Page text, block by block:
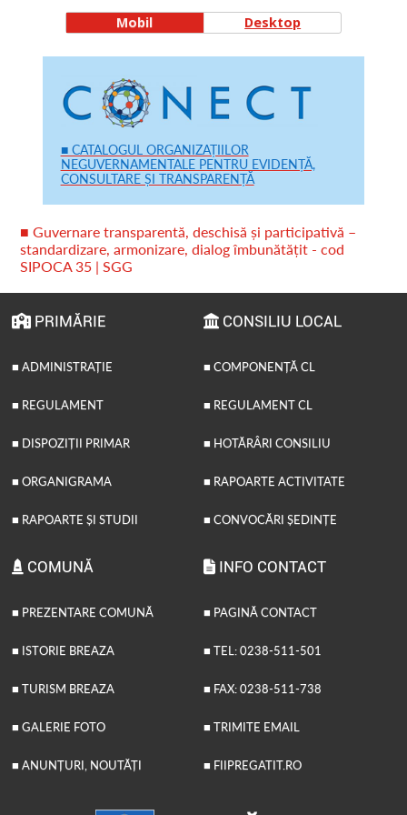
Mobil Desktop
■ CATALOGUL ORGANIZAȚIILOR
NEGUVERNAMENTALE PENTRU EVIDENȚĂ,
CONSULTARE ȘI TRANSPARENȚĂ
■ Guvernare transparentă, deschisă și participativă –
standardizare, armonizare, dialog îmbunătățit - cod
SIPOCA 35 | SGG
PRIMĂRIE
■ ADMINISTRAȚIE
■ REGULAMENT
■ DISPOZIȚII PRIMAR
■ ORGANIGRAMA
■ RAPOARTE ȘI STUDII
CONSILIU LOCAL
■ COMPONENȚĂ CL
■ REGULAMENT CL
■ HOTĂRÂRI CONSILIU
■ RAPOARTE ACTIVITATE
■ CONVOCĂRI ȘEDINȚE
COMUNĂ
■ PREZENTARE COMUNĂ
■ ISTORIE BREAZA
■ TURISM BREAZA
■ GALERIE FOTO
■ ANUNȚURI, NOUTĂȚI
INFO CONTACT
■ PAGINĂ CONTACT
■ TEL: 0238-511-501
■ FAX: 0238-511-738
■ TRIMITE EMAIL
■ FIIPREGATIT.RO